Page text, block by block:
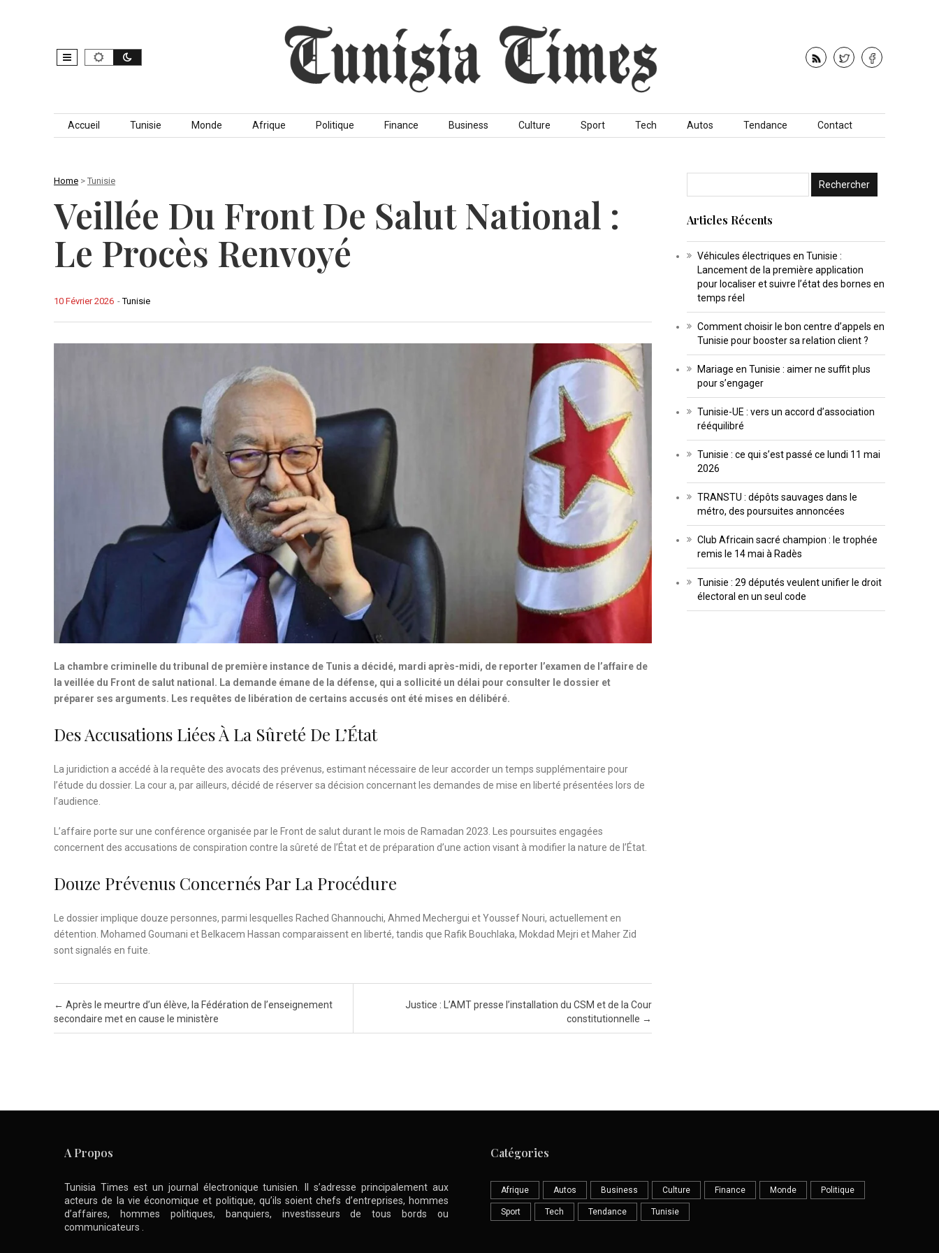
Skip to content
Accueil Tunisie Monde Afrique Politique Finance Business Culture Sport Tech Autos Tendance Contact
Home > Tunisie
Veillée Du Front De Salut National :
Le Procès Renvoyé
-Tunisie
10 Février 2026
La chambre criminelle du tribunal de première instance de Tunis a décidé, mardi après-midi, de reporter l’examen de l’affaire de
la veillée du Front de salut national. La demande émane de la défense, qui a sollicité un délai pour consulter le dossier et
préparer ses arguments. Les requêtes de libération de certains accusés ont été mises en délibéré.
Des Accusations Liées À La Sûreté De L’État
La juridiction a accédé à la requête des avocats des prévenus, estimant nécessaire de leur accorder un temps supplémentaire pour
l’étude du dossier. La cour a, par ailleurs, décidé de réserver sa décision concernant les demandes de mise en liberté présentées lors de
l’audience.
L’affaire porte sur une conférence organisée par le Front de salut durant le mois de Ramadan 2023. Les poursuites engagées
concernent des accusations de conspiration contre la sûreté de l’État et de préparation d’une action visant à modifier la nature de l’État.
Douze Prévenus Concernés Par La Procédure
Le dossier implique douze personnes, parmi lesquelles Rached Ghannouchi, Ahmed Mechergui et Youssef Nouri, actuellement en
détention. Mohamed Goumani et Belkacem Hassan comparaissent en liberté, tandis que Rafik Bouchlaka, Mokdad Mejri et Maher Zid
sont signalés en fuite.
Post navigation
← Après le meurtre d’un élève, la Fédération de l’enseignement
secondaire met en cause le ministère
Justice : L’AMT presse l’installation du CSM et de la Cour
constitutionnelle →
Articles Récents
Véhicules électriques en Tunisie :
Lancement de la première application
pour localiser et suivre l’état des bornes en
temps réel
Comment choisir le bon centre d’appels en
Tunisie pour booster sa relation client ?
Mariage en Tunisie : aimer ne suffit plus
pour s’engager
Tunisie-UE : vers un accord d’association
rééquilibré
Tunisie : ce qui s’est passé ce lundi 11 mai
2026
TRANSTU : dépôts sauvages dans le
métro, des poursuites annoncées
Club Africain sacré champion : le trophée
remis le 14 mai à Radès
Tunisie : 29 députés veulent unifier le droit
électoral en un seul code
A Propos
Tunisia Times est un journal électronique tunisien. Il s’adresse principalement aux
acteurs de la vie économique et politique, qu’ils soient chefs d’entreprises, hommes
d’affaires, hommes politiques, banquiers, investisseurs de tous bords ou
communicateurs .
Catégories
Afrique Autos Business Culture Finance Monde Politique
Sport Tech Tendance Tunisie